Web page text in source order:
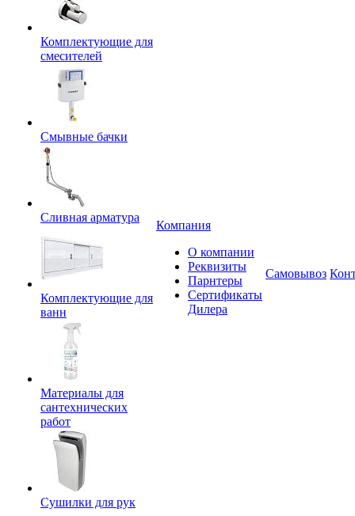
Комплектующие для
смесителей
Смывные бачки
Сливная арматура
Комплектующие для
ванн
Материалы для
сантехнических
работ
Сушилки для рук
Компания
О компании
Реквизиты
Парнтеры
Сертификаты
Дилера
Самовывоз